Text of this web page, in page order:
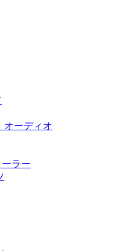
オーディオ
ラー